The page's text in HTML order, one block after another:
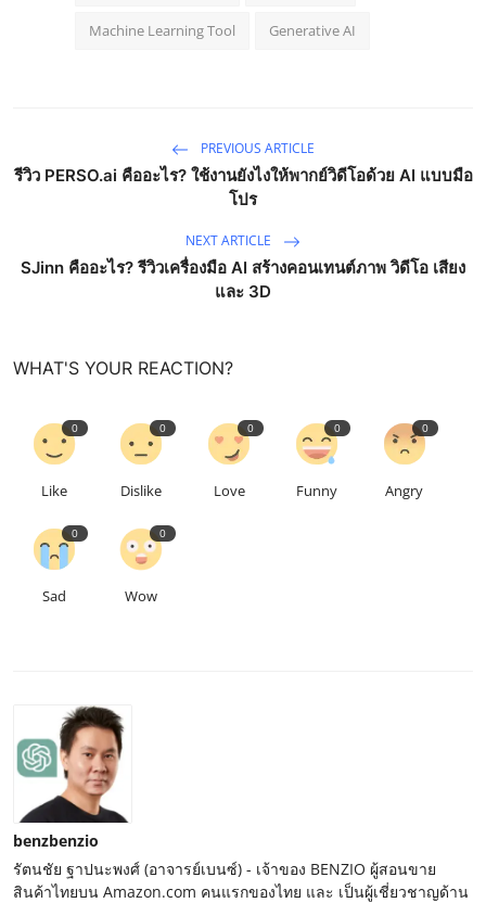
Machine Learning Tool Generative AI
PREVIOUS ARTICLE
รีวิว PERSO.ai คืออะไร? ใช้งานยังไงให้พากย์วิดีโอด้วย AI แบบมือ
โปร
NEXT ARTICLE
SJinn คืออะไร? รีวิวเครื่องมือ AI สร้างคอนเทนต์ภาพ วิดีโอ เสียง
และ 3D
WHAT'S YOUR REACTION?
0
Like
0
Dislike
0
Love
0
Funny
0
Angry
0
Sad
0
Wow
benzbenzio
รัตนชัย ฐาปนะพงศ์ (อาจารย์เบนซ์) - เจ้าของ BENZIO ผู้สอนขาย
สินค้าไทยบน Amazon.com คนแรกของไทย และ เป็นผู้เชี่ยวชาญด้าน